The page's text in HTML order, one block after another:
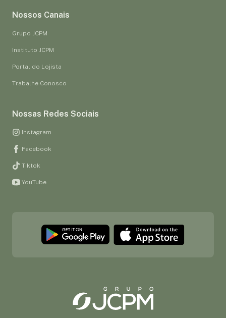
Nossos Canais
Grupo JCPM
Instituto JCPM
Portal do Lojista
Trabalhe Conosco
Nossas Redes Sociais
Instagram
Facebook
Tiktok
YouTube